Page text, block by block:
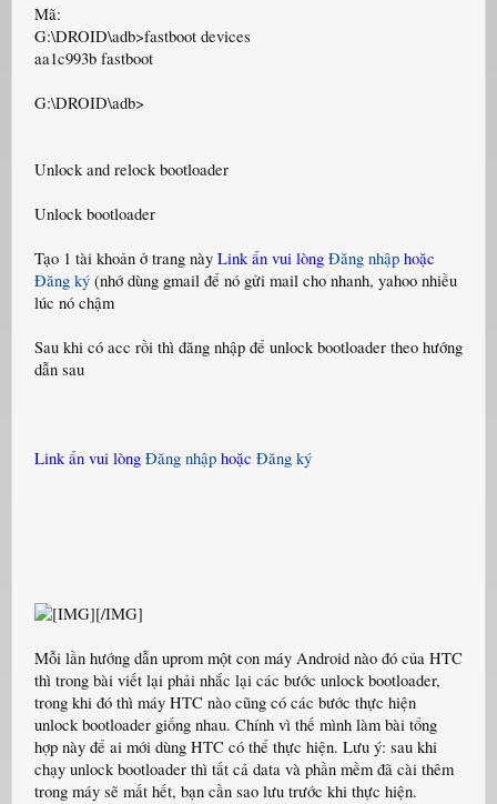
Mã:
G:\DROID\adb>fastboot devices
aa1c993b fastboot
G:\DROID\adb>
Unlock and relock bootloader
Unlock bootloader
Tạo 1 tài khoản ở trang này Link ẩn vui lòng Đăng nhập hoặc
Đăng ký (nhớ dùng gmail để nó gửi mail cho nhanh, yahoo nhiều
lúc nó chậm
Sau khi có acc rồi thì đăng nhập để unlock bootloader theo hướng
dẫn sau
Link ẩn vui lòng Đăng nhập hoặc Đăng ký
[/IMG]
Mỗi lần hướng dẫn uprom một con máy Android nào đó của HTC
thì trong bài viết lại phải nhắc lại các bước unlock bootloader,
trong khi đó thì máy HTC nào cũng có các bước thực hiện
unlock bootloader giống nhau. Chính vì thế mình làm bài tổng
hợp này để ai mới dùng HTC có thể thực hiện. Lưu ý: sau khi
chạy unlock bootloader thì tất cả data và phần mềm đã cài thêm
trong máy sẽ mất hết, bạn cần sao lưu trước khi thực hiện.